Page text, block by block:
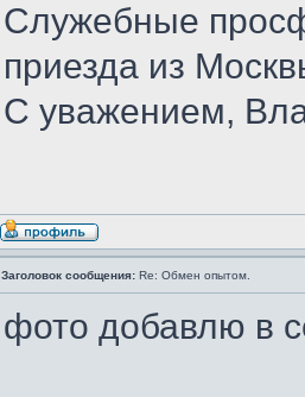
Служебные
приезда из
С уважением,
Заголовок сообщения: Re: Обмен опытом.
фото добавлю в